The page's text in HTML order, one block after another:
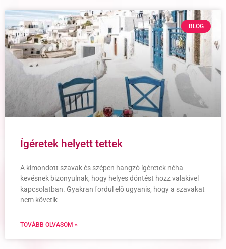
BLOG
Ígéretek helyett tettek
A kimondott szavak és szépen hangzó ígéretek néha
kevésnek bizonyulnak, hogy helyes döntést hozz valakivel
kapcsolatban. Gyakran fordul elő ugyanis, hogy a szavakat
nem követik
TOVÁBB OLVASOM »